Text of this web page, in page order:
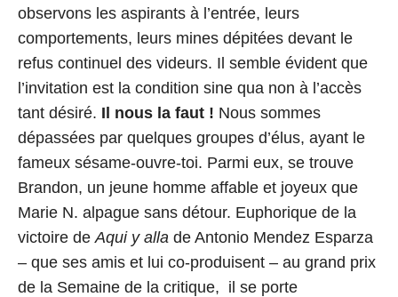
observons les aspirants à l’entrée, leurs
comportements, leurs mines dépitées devant le
refus continuel des videurs. Il semble évident que
l’invitation est la condition sine qua non à l’accès
tant désiré. Il nous la faut ! Nous sommes
dépassées par quelques groupes d’élus, ayant le
fameux sésame-ouvre-toi. Parmi eux, se trouve
Brandon, un jeune homme affable et joyeux que
Marie N. alpague sans détour. Euphorique de la
victoire de Aqui y alla de Antonio Mendez Esparza
– que ses amis et lui co-produisent – au grand prix
de la Semaine de la critique, il se porte